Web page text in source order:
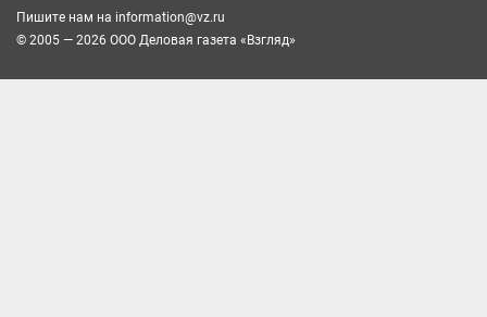
Пишите нам на information@vz.ru
© 2005 — 2026 ООО Деловая газета «Взгляд»